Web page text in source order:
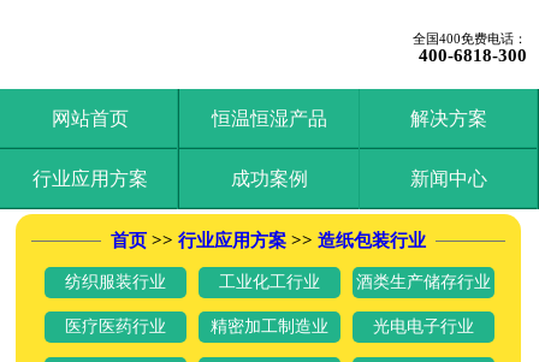
全国400免费电话：
400-6818-300
网站首页 恒温恒湿产品 解决方案
行业应用方案 成功案例 新闻中心
首页>> 行业应用方案>> 造纸包装行业
纺织服装行业 工业化工行业 酒类生产储存行业
医疗医药行业 精密加工制造业 光电电子行业